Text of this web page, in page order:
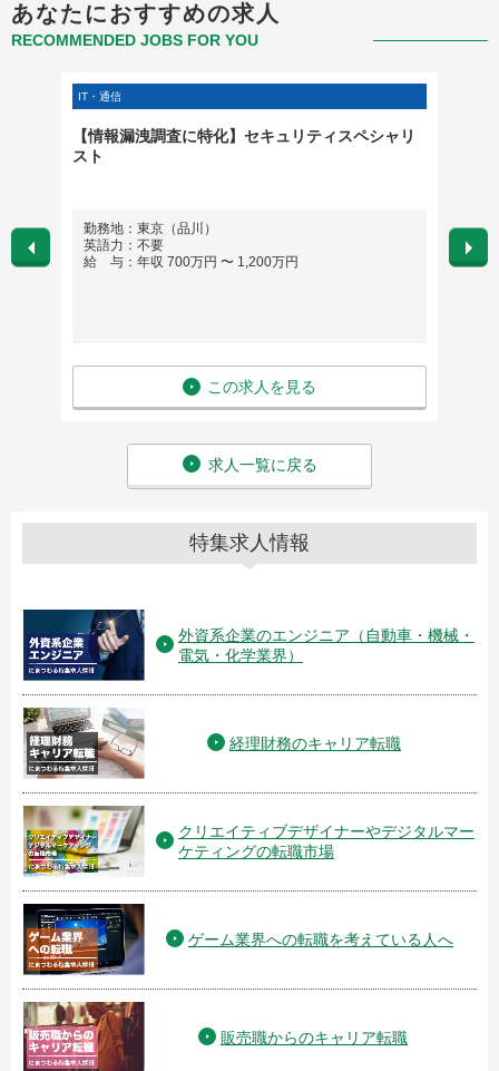
あなたにおすすめの求人
RECOMMENDED JOBS FOR YOU
IT・通信
【情報漏洩調査に特化】セキュリティスペシャリ
スト
勤務地：東京（品川）
英語力：不要
給 与：年収 700万円 〜 1,200万円
この求人を見る
勤務
英語
給
求人一覧に戻る
特集求人情報
外資系企業のエンジニア（自動車・機械・
電気・化学業界）
経理財務のキャリア転職
クリエイティブデザイナーやデジタルマー
ケティングの転職市場
ゲーム業界への転職を考えている人へ
販売職からのキャリア転職